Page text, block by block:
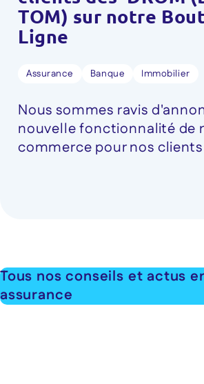
TOM) sur notre
Ligne
Assurance Banque Immobilier
Nous sommes ravis
nouvelle fonctionnalité de
commerce pour nos clients
Tous nos conseils et actus
assurance